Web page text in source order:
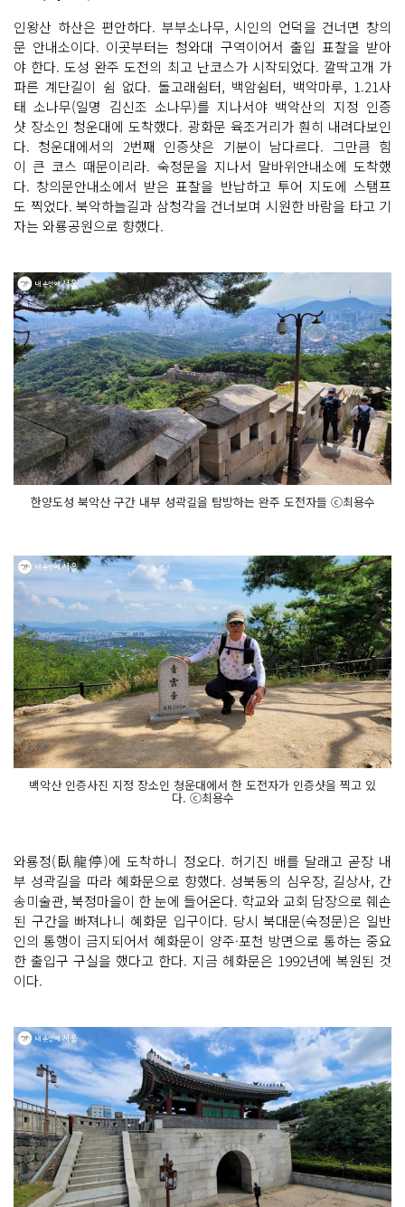
인왕산 하산은 편안하다. 부부소나무, 시인의 언덕을 건너면 창의
문 안내소이다. 이곳부터는 청와대 구역이어서 출입 표찰을 받아
야 한다. 도성 완주 도전의 최고 난코스가 시작되었다. 깔딱고개 가
파른 계단길이 쉼 없다. 돌고래쉼터, 백암쉼터, 백악마루, 1.21사
태 소나무(일명 김신조 소나무)를 지나서야 백악산의 지정 인증
샷 장소인 청운대에 도착했다. 광화문 육조거리가 훤히 내려다보인
다. 청운대에서의 2번째 인증샷은 기분이 남다르다. 그만큼 힘
이 큰 코스 때문이리라. 숙정문을 지나서 말바위안내소에 도착했
다. 창의문안내소에서 받은 표찰을 반납하고 투어 지도에 스탬프
도 찍었다. 북악하늘길과 삼청각을 건너보며 시원한 바람을 타고 기
자는 와룡공원으로 향했다.
한양도성 북악산 구간 내부 성곽길을 탐방하는 완주 도전자들 ⓒ최용수
백악산 인증사진 지정 장소인 청운대에서 한 도전자가 인증샷을 찍고 있
다. ⓒ최용수
와룡정(臥龍停)에 도착하니 정오다. 허기진 배를 달래고 곧장 내
부 성곽길을 따라 혜화문으로 향했다. 성북동의 심우장, 길상사, 간
송미술관, 북정마을이 한 눈에 들어온다. 학교와 교회 담장으로 훼손
된 구간을 빠져나니 혜화문 입구이다. 당시 북대문(숙정문)은 일반
인의 통행이 금지되어서 혜화문이 양주·포천 방면으로 통하는 중요
한 출입구 구실을 했다고 한다. 지금 헤화문은 1992년에 복원된 것
이다.